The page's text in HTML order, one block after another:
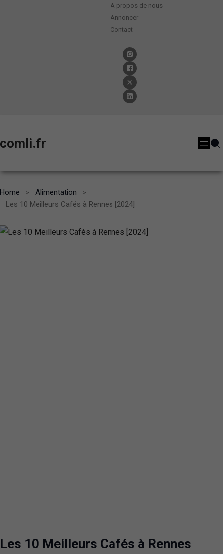
A propos de nous
Annoncer
Contact
comli.fr
Home
Alimentation
Les 10 Meilleurs Cafés à Rennes [2024]
Les 10 Meilleurs Cafés à Rennes